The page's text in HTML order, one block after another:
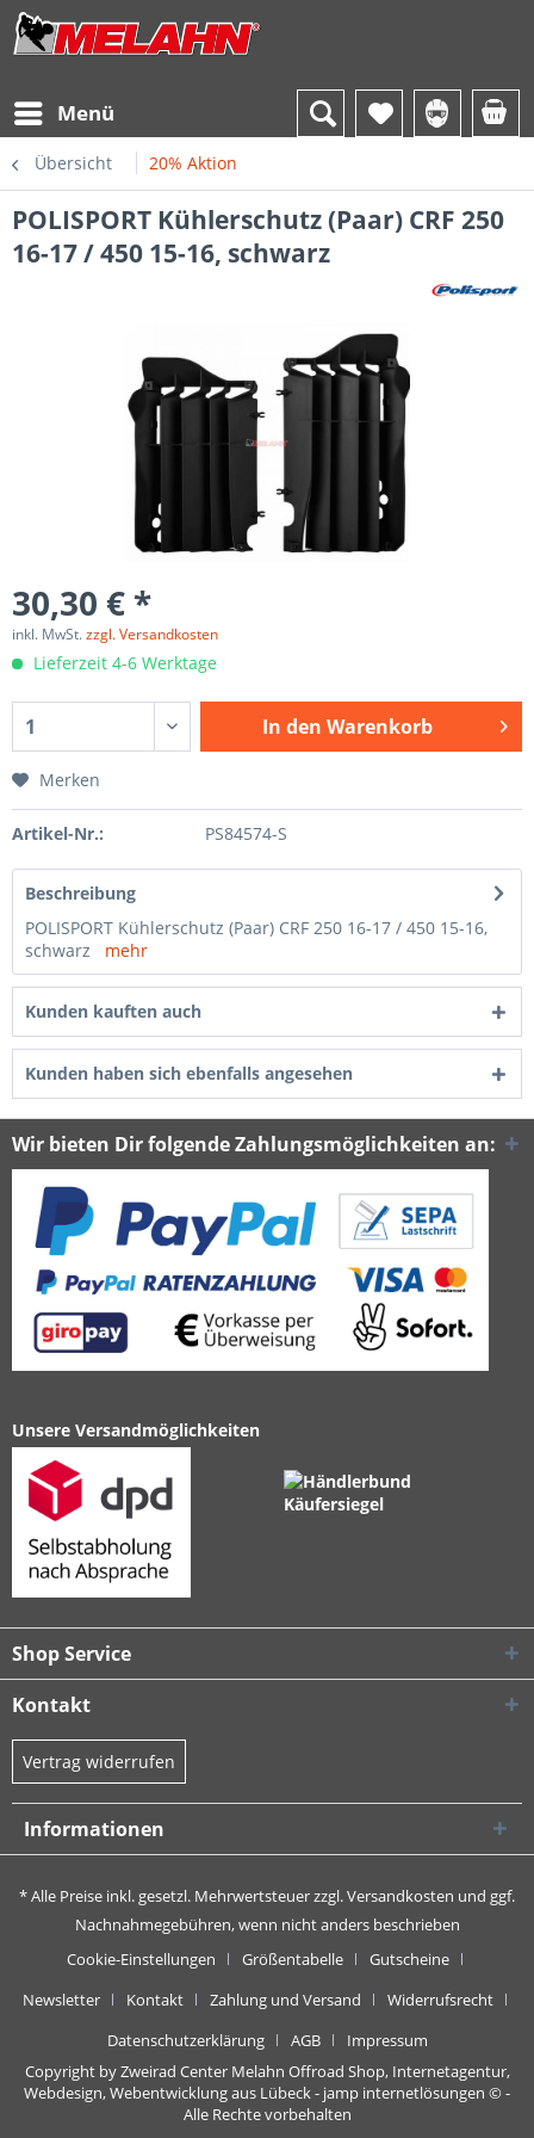
Menü
Übersicht 20% Aktion
POLISPORT Kühlerschutz (Paar) CRF 250
16-17 / 450 15-16, schwarz
30,30 € *
inkl. MwSt.zzgl. Versandkosten
Lieferzeit 4-6 Werktage
In den Warenkorb
Merken
Artikel-Nr.: PS84574-S
Beschreibung
POLISPORT Kühlerschutz (Paar) CRF 250 16-17 / 450 15-16,
schwarz mehr
Kunden kauften auch
Kunden haben sich ebenfalls angesehen
Wir bieten Dir folgende Zahlungsmöglichkeiten an:
Unsere Versandmöglichkeiten
Shop Service
Kontakt
Vertrag widerrufen
Informationen
* Alle Preise inkl. gesetzl. Mehrwertsteuer zzgl.Versandkosten und ggf.
Nachnahmegebühren, wenn nicht anders beschrieben
Cookie-Einstellungen
Größentabelle
Gutscheine
Newsletter
Kontakt Zahlung und Versand
Widerrufsrecht
Datenschutzerklärung
AGB
Impressum
Copyright by Zweirad Center Melahn Offroad Shop, Internetagentur,
Webdesign, Webentwicklung aus Lübeck - jamp internetlösungen © -
Alle Rechte vorbehalten